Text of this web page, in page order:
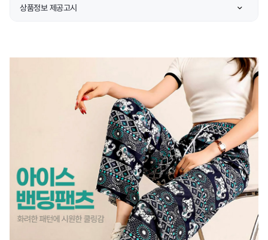
상품정보 제공고시
색상 상품 상세설명 참조
상품 상세설명 참조
상품 상세설명 참조
상품 상세설명 참조
상품 상세설명 참조
제조연월 상품 상세설명 참조
품질보증기준 상품 상세설명 참조
상품 상세설명 참조